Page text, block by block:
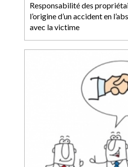
Responsabilité des
l’origine d’un accident en
avec la victime